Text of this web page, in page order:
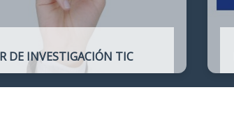
DE INVESTIGACIÓN TIC